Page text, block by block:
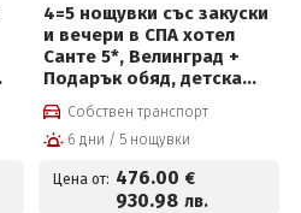
4=5 нощувки със закуски
и вечери в СПА хотел
Санте 5*, Велинград +
Подарък обяд, детска
анимация, външен
басейн и СПА център на
цени от 476€ на човек и
Безплатно за дете до 10г
Собствен транспорт
6 дни / 5 нощувки
Цена от: 476.00 €
930.98 лв.